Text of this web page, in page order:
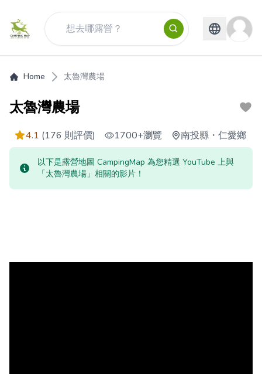
Home 太魯灣農場
太魯灣農場
4.1 (176 則評價) 1700+瀏覽 南投縣 ・ 仁愛鄉
以下是露營地圖 CampingMap 為您精選 YouTube 上與
「太魯灣農場」相關的影片！